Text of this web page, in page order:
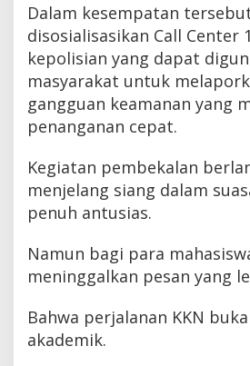
Dalam kesempatan
disosialisasikan Call Center
kepolisian yang dapat
masyarakat untuk
gangguan keamanan yang
penanganan cepat.
Kegiatan pembekalan
menjelang siang dalam
penuh antusias.
Namun bagi para
meninggalkan pesan yang
Bahwa perjalanan KKN
akademik.